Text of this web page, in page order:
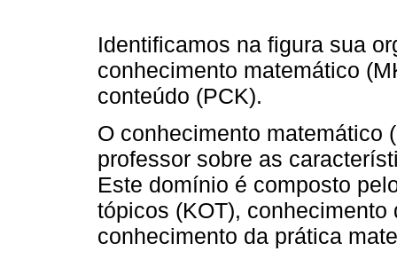
Identificamos na figura sua
conhecimento matemático
conteúdo (PCK).
O conhecimento matemático
professor sobre as
Este domínio é composto
tópicos (KOT),
conhecimento da prática